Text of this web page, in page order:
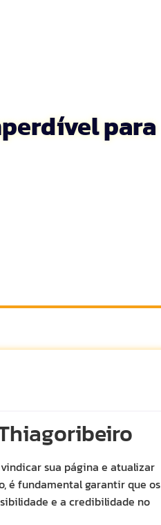
para
sua página e atualizar
é fundamental garantir que os
e a credibilidade no